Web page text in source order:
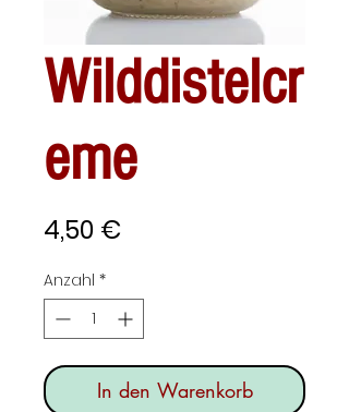
Wilddistelcr
eme
4,50 €
Anzahl *
In den Warenkorb